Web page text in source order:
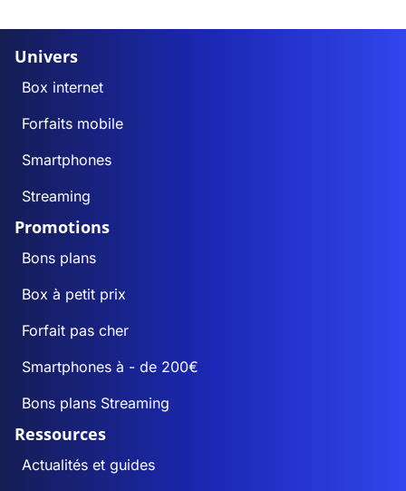
Univers
Box internet
Forfaits mobile
Smartphones
Streaming
Promotions
Bons plans
Box à petit prix
Forfait pas cher
Smartphones à - de 200€
Bons plans Streaming
Ressources
Actualités et guides